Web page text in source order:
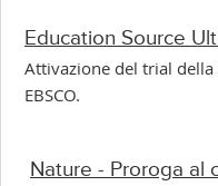
Education Source
Attivazione del trial
EBSCO.
Nature - Proroga al